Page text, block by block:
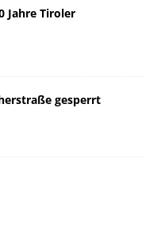
Jahre Tiroler
gesperrt